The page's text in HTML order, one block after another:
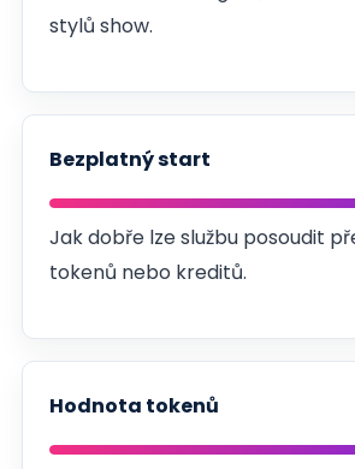
stylů show.
Bezplatný start
Jak dobře lze službu posoudit
tokenů nebo kreditů.
Hodnota tokenů